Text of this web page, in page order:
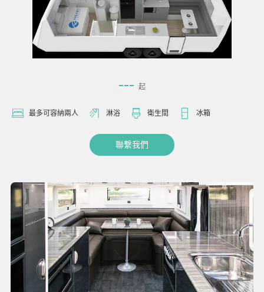
--- 起
最多可容納兩人 淋浴 衛生間 冰箱
聯繫我們